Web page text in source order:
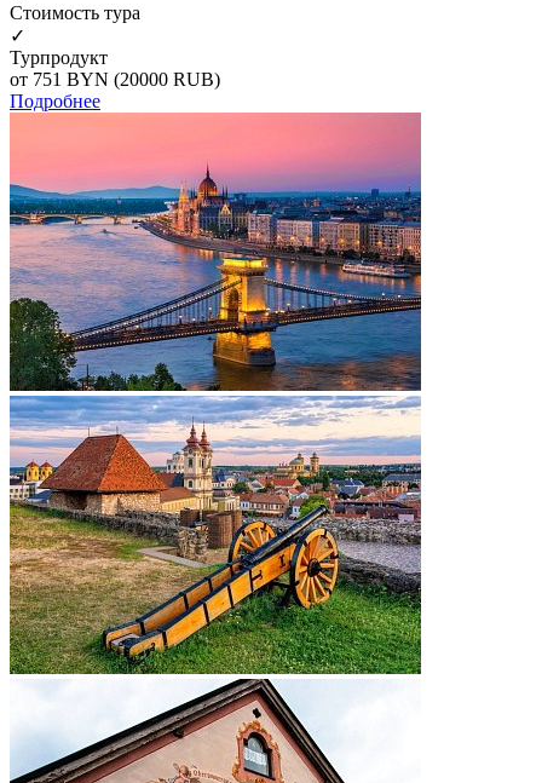
Cтоимость тура
✓
Турпродукт
от 751 BYN (20000 RUB)
Подробнее